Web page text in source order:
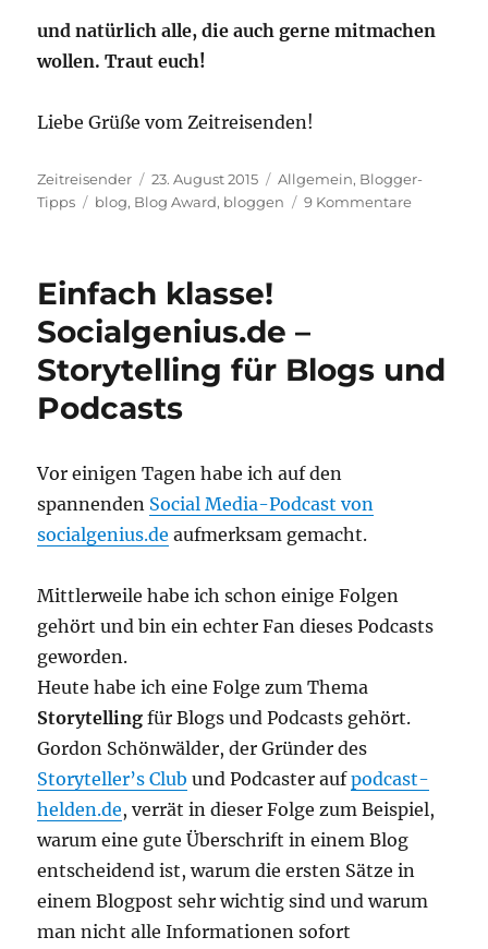
und natürlich alle, die auch gerne mitmachen
wollen. Traut euch!
Liebe Grüße vom Zeitreisenden!
Autor
Zeitreisender
Veröffentlicht
am
23. August 2015 Kategorien
Allgemein, Blogger-
Tipps
Schlagwörter
blog, Blog Award, bloggen 9 Kommentarezu
Einfach klasse!
Socialgenius.de –
Storytelling für Blogs und
Podcasts
Vor einigen Tagen habe ich auf den
spannenden Social Media-Podcast von
socialgenius.de aufmerksam gemacht.
Mittlerweile habe ich schon einige Folgen
gehört und bin ein echter Fan dieses Podcasts
geworden.
Heute habe ich eine Folge zum Thema
Storytellingfür Blogs und Podcasts gehört.
Gordon Schönwälder, der Gründer des
Storyteller’s Club und Podcaster aufpodcast-
helden.de, verrät in dieser Folge zum Beispiel,
warum eine gute Überschrift in einem Blog
entscheidend ist, warum die ersten Sätze in
einem Blogpost sehr wichtig sind und warum
man nicht alle Informationen sofort